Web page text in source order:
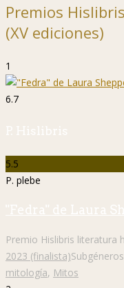
Premios
(XV ediciones)
1
6.7
P. Hislibris
5.5
P. plebe
"Fedra" de Laura
Premio Hislibris literatura
2023 (finalista)
mitología, Mitos